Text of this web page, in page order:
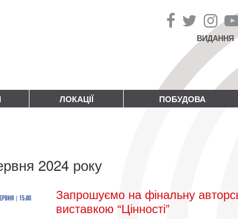
ВИДАННЯ
ЛОКАЦІЇ ПОБУДОВА
2024 року
Запрошуємо на фінальну
виставкою “Цінності”